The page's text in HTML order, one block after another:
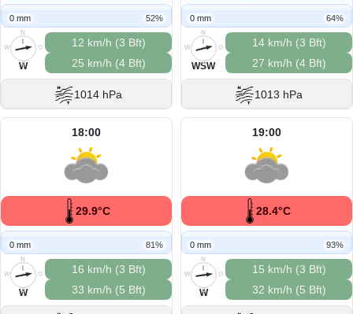
0 mm 52%
N
O
S
W
W
12 km/h (3 Bft)
25 km/h (4 Bft)
1014 hPa
0 mm 64%
N
O
S
W
WSW
14 km/h (3 Bft)
27 km/h (4 Bft)
1013 hPa
18:00
29.9°C
0 mm 81%
N
O
S
W
W
16 km/h (3 Bft)
33 km/h (5 Bft)
19:00
28.4°C
0 mm 93%
N
O
S
W
W
15 km/h (3 Bft)
32 km/h (5 Bft)